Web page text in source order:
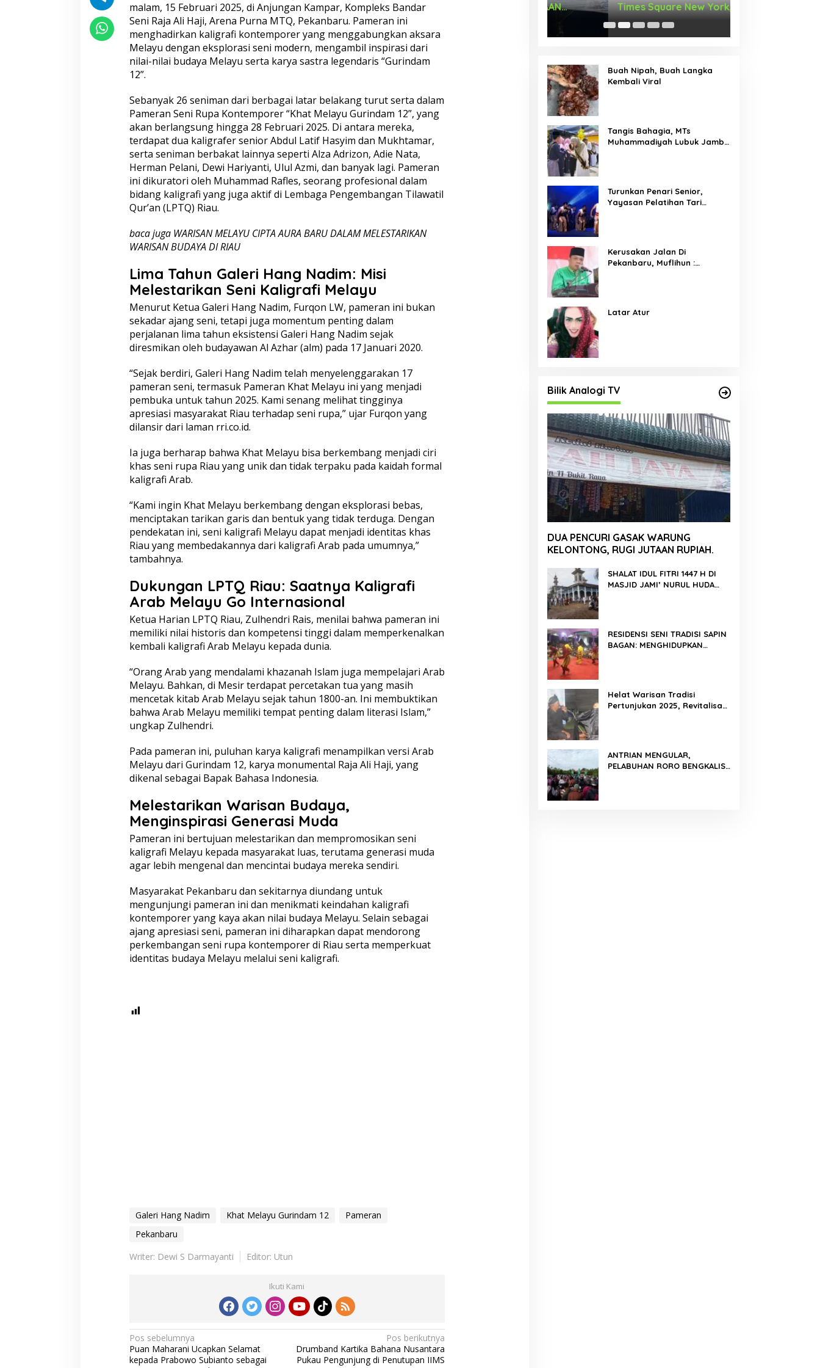
K
a
l
i
g
r
i
K
o
n
t
e
m
p
o
r
e
d
i
P
k
a
n
b
r
u
malam, 15 Februari 2025, di Anjungan Kampar, Kompleks Bandar
Seni Raja Ali Haji, Arena Purna MTQ, Pekanbaru. Pameran ini
menghadirkan kaligrafi kontemporer yang menggabungkan aksara
Melayu dengan eksplorasi seni modern, mengambil inspirasi dari
nilai-nilai budaya Melayu serta karya sastra legendaris “Gurindam
12”.
Sebanyak 26 seniman dari berbagai latar belakang turut serta dalam
Pameran Seni Rupa Kontemporer “Khat Melayu Gurindam 12”, yang
akan berlangsung hingga 28 Februari 2025. Di antara mereka,
terdapat dua kaligrafer senior Abdul Latif Hasyim dan Mukhtamar,
serta seniman berbakat lainnya seperti Alza Adrizon, Adie Nata,
Herman Pelani, Dewi Hariyanti, Ulul Azmi, dan banyak lagi. Pameran
ini dikuratori oleh Muhammad Rafles, seorang profesional dalam
bidang kaligrafi yang juga aktif di Lembaga Pengembangan Tilawatil
Qur’an (LPTQ) Riau.
baca juga WARISAN MELAYU CIPTA AURA BARU DALAM MELESTARIKAN
WARISAN BUDAYA DI RIAU
Lima Tahun Galeri Hang Nadim: Misi
Melestarikan Seni Kaligrafi Melayu
Menurut Ketua Galeri Hang Nadim, Furqon LW, pameran ini bukan
sekadar ajang seni, tetapi juga momentum penting dalam
perjalanan lima tahun eksistensi Galeri Hang Nadim sejak
diresmikan oleh budayawan Al Azhar (alm) pada 17 Januari 2020.
“Sejak berdiri, Galeri Hang Nadim telah menyelenggarakan 17
pameran seni, termasuk Pameran Khat Melayu ini yang menjadi
pembuka untuk tahun 2025. Kami senang melihat tingginya
apresiasi masyarakat Riau terhadap seni rupa,” ujar Furqon yang
dilansir dari laman rri.co.id.
Ia juga berharap bahwa Khat Melayu bisa berkembang menjadi ciri
khas seni rupa Riau yang unik dan tidak terpaku pada kaidah formal
kaligrafi Arab.
“Kami ingin Khat Melayu berkembang dengan eksplorasi bebas,
menciptakan tarikan garis dan bentuk yang tidak terduga. Dengan
pendekatan ini, seni kaligrafi Melayu dapat menjadi identitas khas
Riau yang membedakannya dari kaligrafi Arab pada umumnya,”
tambahnya.
Dukungan LPTQ Riau: Saatnya Kaligrafi
Arab Melayu Go Internasional
Ketua Harian LPTQ Riau, Zulhendri Rais, menilai bahwa pameran ini
memiliki nilai historis dan kompetensi tinggi dalam memperkenalkan
kembali kaligrafi Arab Melayu kepada dunia.
“Orang Arab yang mendalami khazanah Islam juga mempelajari Arab
Melayu. Bahkan, di Mesir terdapat percetakan tua yang masih
mencetak kitab Arab Melayu sejak tahun 1800-an. Ini membuktikan
bahwa Arab Melayu memiliki tempat penting dalam literasi Islam,”
ungkap Zulhendri.
Pada pameran ini, puluhan karya kaligrafi menampilkan versi Arab
Melayu dari Gurindam 12, karya monumental Raja Ali Haji, yang
dikenal sebagai Bapak Bahasa Indonesia.
Melestarikan Warisan Budaya,
Menginspirasi Generasi Muda
Pameran ini bertujuan melestarikan dan mempromosikan seni
kaligrafi Melayu kepada masyarakat luas, terutama generasi muda
agar lebih mengenal dan mencintai budaya mereka sendiri.
Masyarakat Pekanbaru dan sekitarnya diundang untuk
mengunjungi pameran ini dan menikmati keindahan kaligrafi
kontemporer yang kaya akan nilai budaya Melayu. Selain sebagai
ajang apresiasi seni, pameran ini diharapkan dapat mendorong
perkembangan seni rupa kontemporer di Riau serta memperkuat
identitas budaya Melayu melalui seni kaligrafi.
Galeri Hang Nadim Khat Melayu Gurindam 12
Pameran
Pekanbaru
Writer: Dewi S Darmayanti
Editor: Utun
Ikuti Kami
N
a
Pos sebelumnya
Puan Maharani Ucapkan Selamat
kepada Prabowo Subianto sebagai
Pos berikutnya
Drumband Kartika Bahana Nusantara
Pukau Pengunjung di Penutupan IIMS
KELONTONG, RUGI JUTAAN
RUPIAH.
Times Square New York,
Tromarama Harumkan Nama
Buah Nipah, Buah Langka
Kembali Viral
Tangis Bahagia, MTs
Muhammadiyah Lubuk Jambi
Turunkan Penari Senior,
Yayasan Pelatihan Tari
Kerusakan Jalan Di
Pekanbaru, Muflihun :
Latar Atur
Bilik Analogi TV
DUA PENCURI GASAK WARUNG
KELONTONG, RUGI JUTAAN RUPIAH.
SHALAT IDUL FITRI 1447 H DI
MASJID JAMI’ NURUL HUDA
RESIDENSI SENI TRADISI SAPIN
BAGAN: MENGHIDUPKAN
Helat Warisan Tradisi
Pertunjukan 2025, Revitalisasi
ANTRIAN MENGULAR,
PELABUHAN RORO BENGKALIS